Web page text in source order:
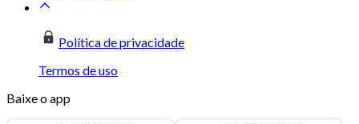
Política de privacidade
Termos de uso
Baixe o app